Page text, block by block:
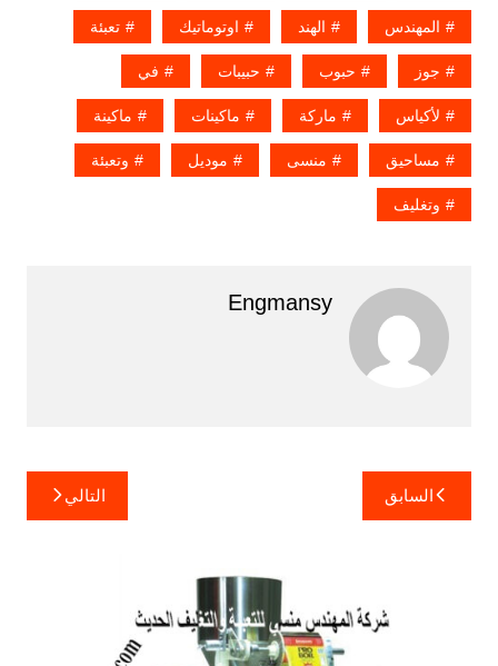
المهندس الهند اوتوماتيك تعبئة
جوز حبوب حبيبات في
لأكياس ماركة ماكينات ماكينة
مساحيق منسى موديل وتعبئة
وتغليف
Engmansy
تصفّح
المقالات
السابق التالي